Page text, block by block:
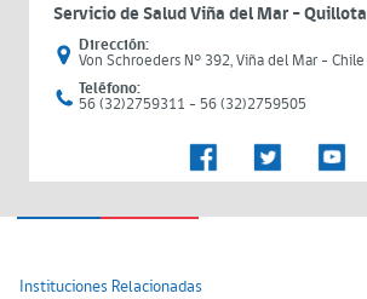
Servicio de Salud Viña del Mar – Quillota
Dirección:
Von Schroeders N° 392, Viña del Mar - Chile
Teléfono:
56 (32)2759311 - 56 (32)2759505
Instituciones Relacionadas